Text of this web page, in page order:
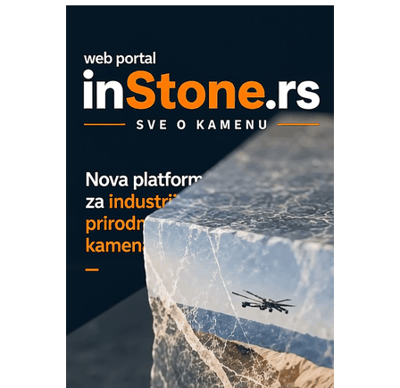
Proizvodnja iC7 Hybrid 1500 VDC
COMBYPACK
EVOKS Maintenance Management
ROSA i SCHUNK podižu proizvodnju
Detekcija različitih oblika